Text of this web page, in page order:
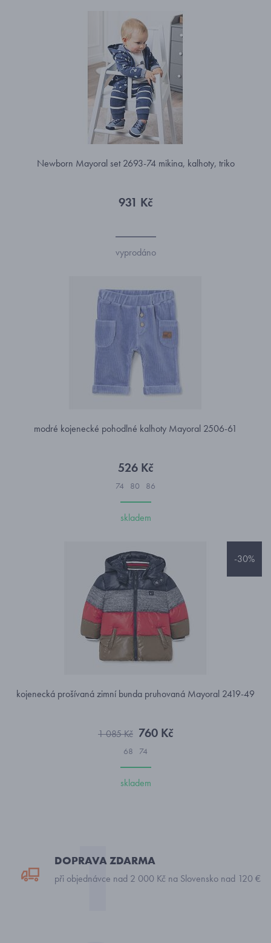
Newborn Mayoral set 2693-74 mikina, kalhoty, triko
931 Kč
vyprodáno
modré kojenecké pohodlné kalhoty Mayoral 2506-61
526 Kč
74 80 86
skladem
-30%
kojenecká prošívaná zimní bunda pruhovaná Mayoral 2419-49
1 085 Kč 760 Kč
68 74
skladem
DOPRAVA ZDARMA
při objednávce nad 2 000 Kč na Slovensko nad 120 €